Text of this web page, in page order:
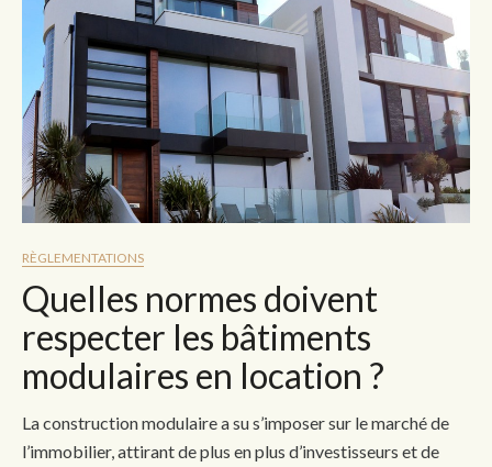
RÈGLEMENTATIONS
Quelles normes doivent
respecter les bâtiments
modulaires en location ?
La construction modulaire a su s’imposer sur le marché de
l’immobilier, attirant de plus en plus d’investisseurs et de